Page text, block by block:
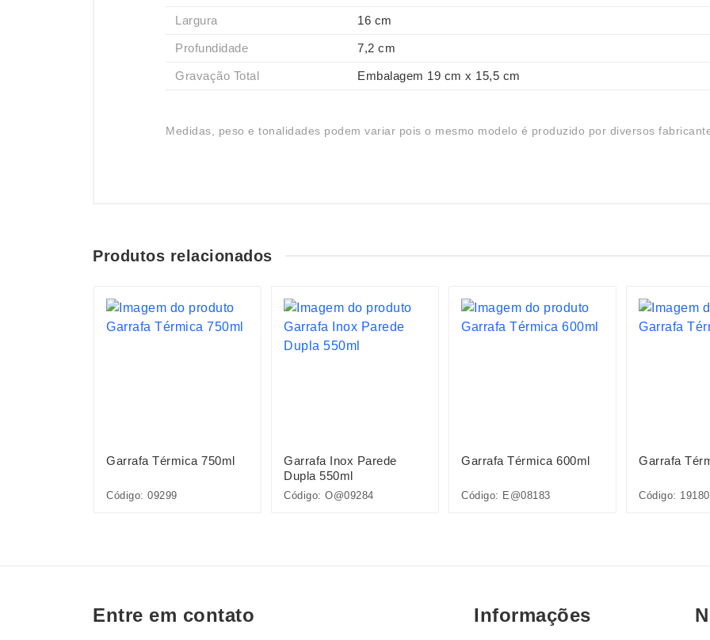
Largura 16 cm
Profundidade 7,2 cm
Gravação Total Embalagem 19 cm x 15,5 cm
Medidas, peso e tonalidades podem variar pois o mesmo modelo é produzido por diversos
Produtos relacionados
Garrafa Térmica 750ml
Código: 09299
Garrafa Inox Parede
Dupla 550ml
Código: O@09284
Garrafa Térmica 600ml
Código: E@08183
Garrafa
Código: 19180
Entre em contato Informações